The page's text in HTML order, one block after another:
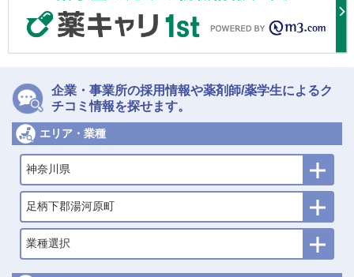
企業・事業所の採用情報や薬剤師/薬学生によるク
チコミ情報を探せます。
エリア・業種
神奈川県
足柄下郡湯河原町
業種選択